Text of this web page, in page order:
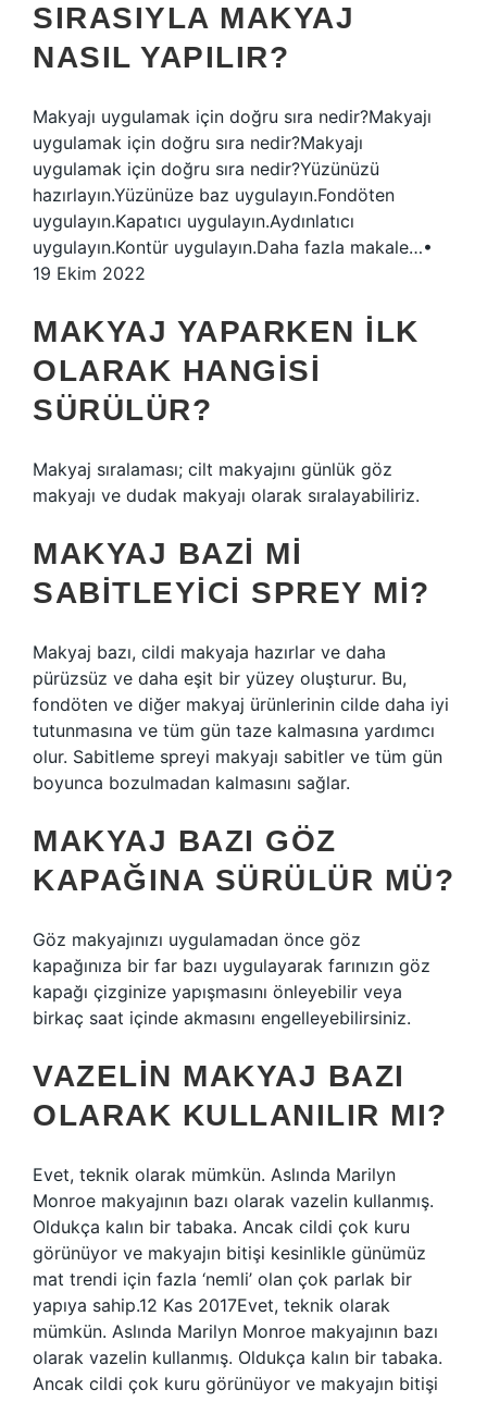
SIRASIYLA MAKYAJ
NASIL YAPILIR?
Makyajı uygulamak için doğru sıra nedir?Makyajı
uygulamak için doğru sıra nedir?Makyajı
uygulamak için doğru sıra nedir?Yüzünüzü
hazırlayın.Yüzünüze baz uygulayın.Fondöten
uygulayın.Kapatıcı uygulayın.Aydınlatıcı
uygulayın.Kontür uygulayın.Daha fazla makale…•
19 Ekim 2022
MAKYAJ YAPARKEN ILK
OLARAK HANGISI
SÜRÜLÜR?
Makyaj sıralaması; cilt makyajını günlük göz
makyajı ve dudak makyajı olarak sıralayabiliriz.
MAKYAJ BAZI MI
SABITLEYICI SPREY MI?
Makyaj bazı, cildi makyaja hazırlar ve daha
pürüzsüz ve daha eşit bir yüzey oluşturur. Bu,
fondöten ve diğer makyaj ürünlerinin cilde daha iyi
tutunmasına ve tüm gün taze kalmasına yardımcı
olur. Sabitleme spreyi makyajı sabitler ve tüm gün
boyunca bozulmadan kalmasını sağlar.
MAKYAJ BAZI GÖZ
KAPAĞINA SÜRÜLÜR MÜ?
Göz makyajınızı uygulamadan önce göz
kapağınıza bir far bazı uygulayarak farınızın göz
kapağı çizginize yapışmasını önleyebilir veya
birkaç saat içinde akmasını engelleyebilirsiniz.
VAZELIN MAKYAJ BAZI
OLARAK KULLANILIR MI?
Evet, teknik olarak mümkün. Aslında Marilyn
Monroe makyajının bazı olarak vazelin kullanmış.
Oldukça kalın bir tabaka. Ancak cildi çok kuru
görünüyor ve makyajın bitişi kesinlikle günümüz
mat trendi için fazla ‘nemli’ olan çok parlak bir
yapıya sahip.12 Kas 2017Evet, teknik olarak
mümkün. Aslında Marilyn Monroe makyajının bazı
olarak vazelin kullanmış. Oldukça kalın bir tabaka.
Ancak cildi çok kuru görünüyor ve makyajın bitişi